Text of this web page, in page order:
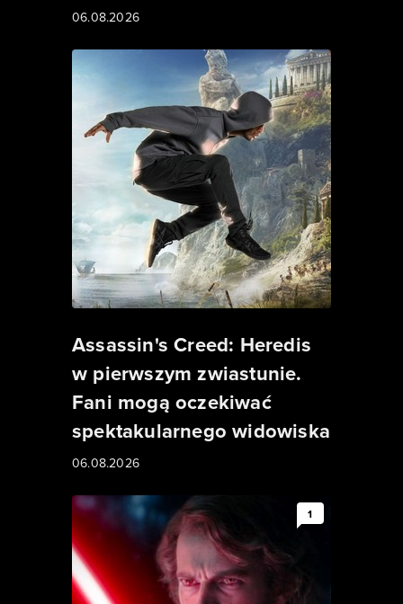
06.08.2026
Assassin's Creed: Heredis
w pierwszym zwiastunie.
Fani mogą oczekiwać
spektakularnego widowiska
06.08.2026
1